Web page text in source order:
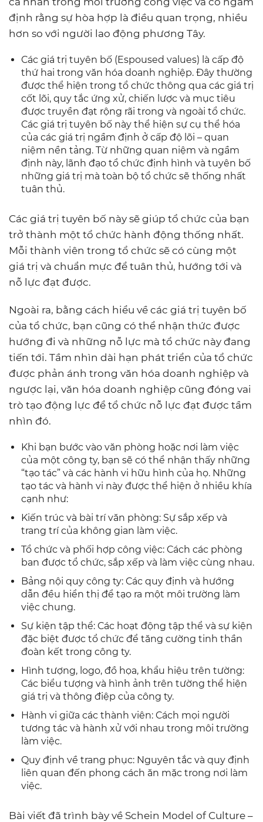
định rằng sự hòa hợp là điều quan trọng, nhiều
hơn so với người lao động phương Tây.
Các giá trị tuyên bố (Espoused values) là cấp độ
thứ hai trong văn hóa doanh nghiệp. Đây thường
được thể hiện trong tổ chức thông qua các giá trị
cốt lõi, quy tắc ứng xử, chiến lược và mục tiêu
được truyền đạt rộng rãi trong và ngoài tổ chức.
Các giá trị tuyên bố này thể hiện sự cụ thể hóa
của các giá trị ngầm định ở cấp độ lõi – quan
niệm nền tảng. Từ những quan niệm và ngầm
định này, lãnh đạo tổ chức định hình và tuyên bố
những giá trị mà toàn bộ tổ chức sẽ thống nhất
tuân thủ.
Các giá trị tuyên bố này sẽ giúp tổ chức của bạn
trở thành một tổ chức hành động thống nhất.
Mỗi thành viên trong tổ chức sẽ có cùng một
giá trị và chuẩn mực để tuân thủ, hướng tới và
nỗ lực đạt được.
Ngoài ra, bằng cách hiểu về các giá trị tuyên bố
của tổ chức, bạn cũng có thể nhận thức được
hướng đi và những nỗ lực mà tổ chức này đang
tiến tới. Tầm nhìn dài hạn phát triển của tổ chức
được phản ánh trong văn hóa doanh nghiệp và
ngược lại, văn hóa doanh nghiệp cũng đóng vai
trò tạo động lực để tổ chức nỗ lực đạt được tầm
nhìn đó.
Khi bạn bước vào văn phòng hoặc nơi làm việc
của một công ty, bạn sẽ có thể nhận thấy những
“tạo tác” và các hành vi hữu hình của họ. Những
tạo tác và hành vi này được thể hiện ở nhiều khía
cạnh như:
Kiến trúc và bài trí văn phòng: Sự sắp xếp và
trang trí của không gian làm việc.
Tổ chức và phối hợp công việc: Cách các phòng
ban được tổ chức, sắp xếp và làm việc cùng nhau.
Bảng nội quy công ty: Các quy định và hướng
dẫn đều hiển thị để tạo ra một môi trường làm
việc chung.
Sự kiện tập thể: Các hoạt động tập thể và sự kiện
đặc biệt được tổ chức để tăng cường tinh thần
đoàn kết trong công ty.
Hình tượng, logo, đồ họa, khẩu hiệu trên tường:
Các biểu tượng và hình ảnh trên tường thể hiện
giá trị và thông điệp của công ty.
Hành vi giữa các thành viên: Cách mọi người
tương tác và hành xử với nhau trong môi trường
làm việc.
Quy định về trang phục: Nguyên tắc và quy định
liên quan đến phong cách ăn mặc trong nơi làm
việc.
Bài viết đã trình bày về Schein Model of Culture –